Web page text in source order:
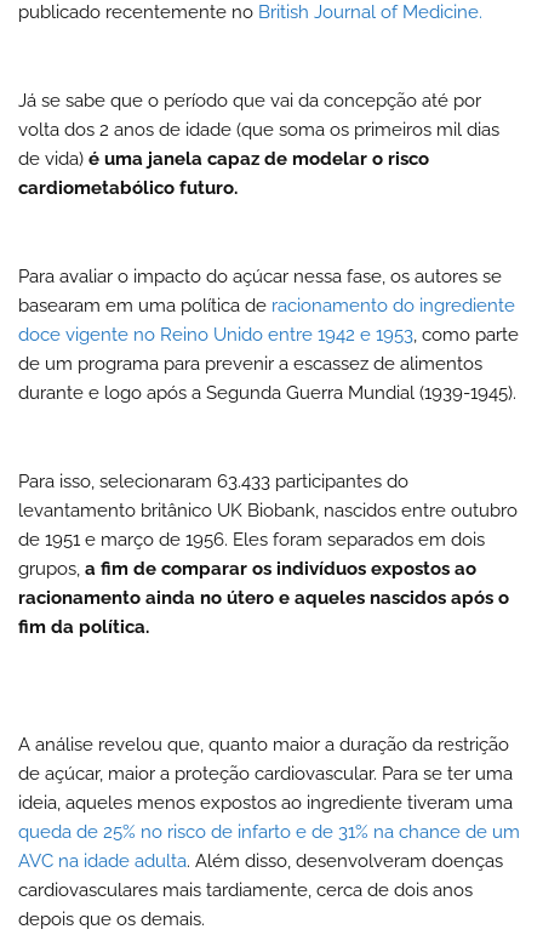
publicado recentemente no British Journal of Medicine.
Já se sabe que o período que vai da concepção até por
volta dos 2 anos de idade (que soma os primeiros mil dias
de vida) é uma janela capaz de modelar o risco
cardiometabólico futuro.
Para avaliar o impacto do açúcar nessa fase, os autores se
basearam em uma política de racionamento do ingrediente
doce vigente no Reino Unido entre 1942 e 1953, como parte
de um programa para prevenir a escassez de alimentos
durante e logo após a Segunda Guerra Mundial (1939-1945).
Para isso, selecionaram 63.433 participantes do
levantamento britânico UK Biobank, nascidos entre outubro
de 1951 e março de 1956. Eles foram separados em dois
grupos, a fim de comparar os indivíduos expostos ao
racionamento ainda no útero e aqueles nascidos após o
fim da política.
A análise revelou que, quanto maior a duração da restrição
de açúcar, maior a proteção cardiovascular. Para se ter uma
ideia, aqueles menos expostos ao ingrediente tiveram uma
queda de 25% no risco de infarto e de 31% na chance de um
AVC na idade adulta. Além disso, desenvolveram doenças
cardiovasculares mais tardiamente, cerca de dois anos
depois que os demais.